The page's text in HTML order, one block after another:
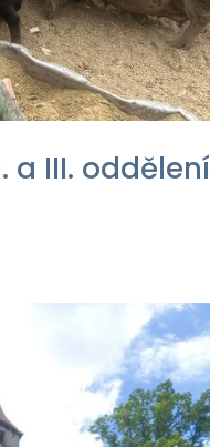
a III. oddělení